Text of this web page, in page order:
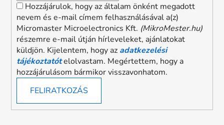
Hozzájárulok, hogy az általam önként megadott
nevem és e-mail címem felhasználásával a(z)
Micromaster Microelectronics Kft. (MikroMester.hu)
részemre e-mail útján hírleveleket, ajánlatokat
küldjön. Kijelentem, hogy az adatkezelési
tájékoztatótelolvastam. Megértettem, hogy a
hozzájárulásom bármikor visszavonhatom.
FELIRATKOZÁS